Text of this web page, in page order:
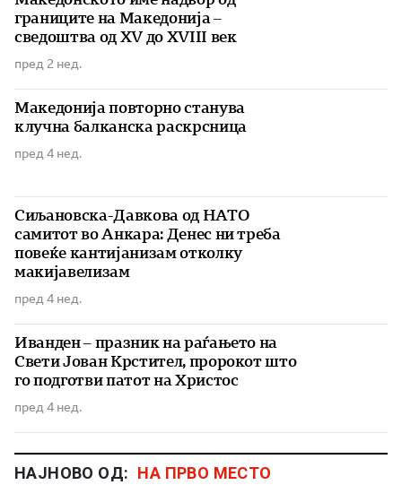
границите на Македонија –
сведоштва од XV до XVIII век
пред 2 нед.
Македонија повторно станува
клучна балканска раскрсница
пред 4 нед.
Сиљановска-Давкова од НАТО
самитот во Анкара: Денес ни треба
повеќе кантијанизам отколку
макијавелизам
пред 4 нед.
Иванден – празник на раѓањето на
Свети Јован Крстител, пророкот што
го подготви патот на Христос
пред 4 нед.
НАЈНОВО ОД: НА ПРВО МЕСТО